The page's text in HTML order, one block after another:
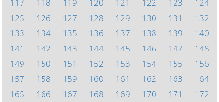
117
118 119 120 121 122 123
124
125
126 127 128 129 130 131
132
133
134 135 136 137 138 139
140
141
142 143 144 145 146 147
148
149
150 151 152 153 154 155
156
157
158 159 160 161 162 163
164
165
166 167 168 169 170 171
172